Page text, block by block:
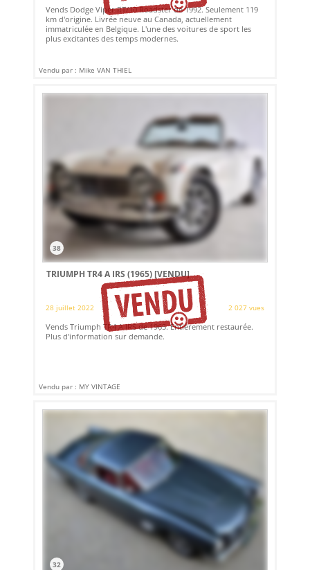
Vends Dodge Viper RT/10 Roadster de 1992. Seulement 119
km d'origine. Livrée neuve au Canada, actuellement
immatriculée en Belgique. L'une des voitures de sport les
plus excitantes des temps modernes.
Vendu par : Mike VAN THIEL
38
TRIUMPH TR4 A IRS (1965)[VENDU]
28 juillet 2022 2 027 vues
Vends Triumph TR4 A IRS de 1965. Entièrement restaurée.
Plus d'information sur demande.
Vendu par : MY VINTAGE
32